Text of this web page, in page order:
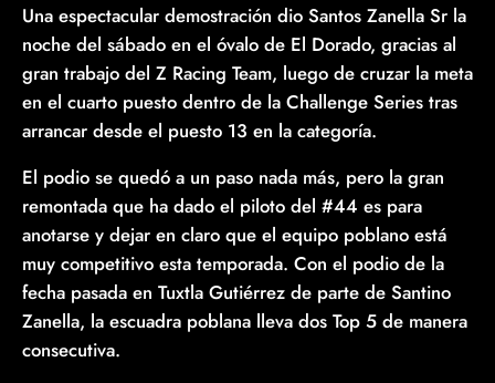
Una espectacular demostración dio Santos Zanella Sr la
noche del sábado en el óvalo de El Dorado, gracias al
gran trabajo del Z Racing Team, luego de cruzar la meta
en el cuarto puesto dentro de la Challenge Series tras
arrancar desde el puesto 13 en la categoría.
El podio se quedó a un paso nada más, pero la gran
remontada que ha dado el piloto del #44 es para
anotarse y dejar en claro que el equipo poblano está
muy competitivo esta temporada. Con el podio de la
fecha pasada en Tuxtla Gutiérrez de parte de Santino
Zanella, la escuadra poblana lleva dos Top 5 de manera
consecutiva.